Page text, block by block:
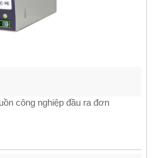
công nghiệp đầu ra đơn